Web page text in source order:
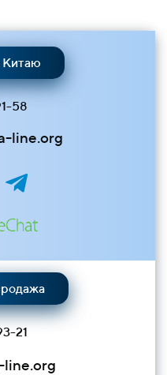
Китаю
58
line.org
21
line.org